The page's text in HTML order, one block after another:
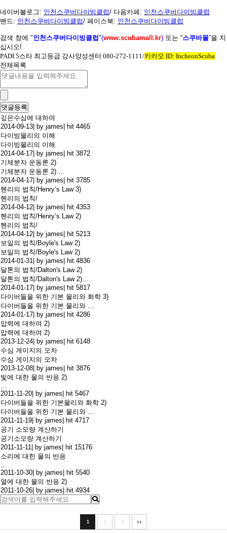
네이버블로그: 인천스쿠버다이빙클럽/ 다음카페 : 인천스쿠버다이빙클럽
밴드: 인천스쿠버다이빙클럽/ 페이스북: 인천스쿠버다이빙클럽
검색 창에 "인천스쿠버다이빙클럽 "(www.scubamall.kr) 또는 “스쿠바몰”을 치
십시오!
PADI 5스타 최고등급 강사양성센터 080-272-1111/카카오 ID: IncheonScuba
전체목록
깊은수심에 대하여
2014-09-13 by james
hit 4465
다이빙물리의 이해
다이빙물리의 이해
2014-04-17 by james
hit 3872
기체분자 운동론 2)
기체분자 운동론 2) …
2014-04-17 by james
hit 3785
헨리의 법칙/Henry’s Law 3)
헨리의 법칙/
2014-04-12 by james
hit 4353
헨리의 법칙/Henry’s Law 2)
헨리의 법칙/
2014-04-12 by james
hit 5213
보일의 법칙/Boyle's Law 2)
보일의 법칙/Boyle's Law 2)
2014-01-31 by james
hit 4836
달톤의 법칙/Dalton's Law 2)
달톤의 법칙/Dalton's Law 2)…
2014-01-17 by james
hit 5817
다이버들을 위한 기본 물리와 화학 3)
다이버들을 위한 기본 물리와 …
2014-01-17 by james
hit 4286
압력에 대하여 2)
압력에 대하여 2)
2013-12-24 by james
hit 6148
수심 게이지의 오차
수심 게이지의 오차
2013-12-08 by james
hit 3876
빛에 대한 물의 반응 2)
…
2011-11-20 by james
hit 5467
다이버들을 위한 기본물리와 화학 2)
다이버들을 위한 기본 물리와 …
2011-11-19 by james
hit 4717
공기 소모량 계산하기
공기소모량 계산하기
2011-11-11 by james
hit 15176
소리에 대한 물의 반응
…
2011-10-30 by james
hit 5540
열에 대한 물의 반응 2)
2011-10-26 by james hit 4934
1 2 3